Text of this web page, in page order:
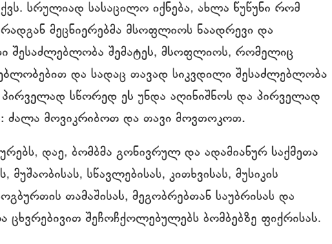
სრულიად სასაცილო იქნება, ახლა წუწუნი რომ
მეცნიერებმა მსოფლიოს ნაადრევი და
შესაძლებლობა შემატეს, მსოფლიოს, რომელიც
და სადაც თავად სიკვდილი შესაძლებლობა
სწორედ ეს უნდა აღინიშნოს და პირველად
ძალა მოვიკრიბოთ და თავი მოვთოკოთ.
დაე, ბომბმა გონივრულ და ადამიანურ საქმეთა
სწავლებისას, კითხვისას, მუსიკის
თამაშისას, მეგობრებთან საუბრისას და
ცხვრებივით შეჩოჩქოლებულებს ბომბებზე ფიქრისას.